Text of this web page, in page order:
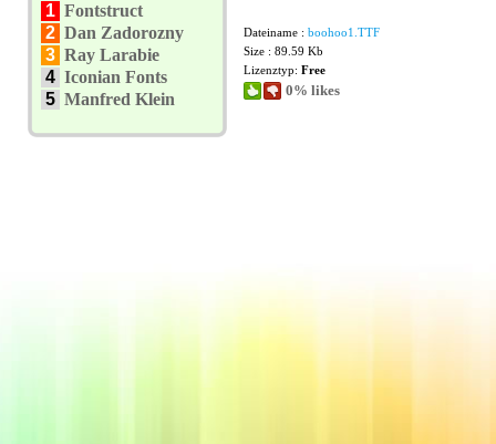
1 Fontstruct
2 Dan Zadorozny
3 Ray Larabie
4 Iconian Fonts
5 Manfred Klein
Dateiname : boohoo1.TTF
Size : 89.59 Kb
Lizenztyp: Free
0% likes